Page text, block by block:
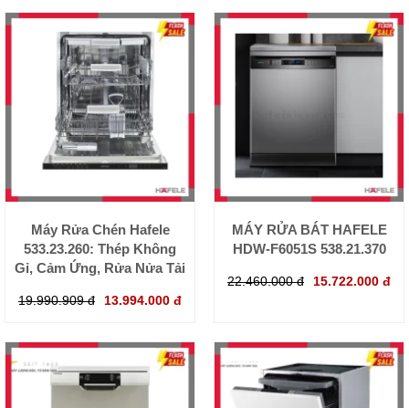
Máy Rửa Chén Hafele
533.23.260: Thép Không
Gỉ, Cảm Ứng, Rửa Nửa Tải
19.990.909 đ 13.994.000 đ
MÁY RỬA BÁT HAFELE
HDW-F6051S 538.21.370
22.460.000 đ 15.722.000 đ